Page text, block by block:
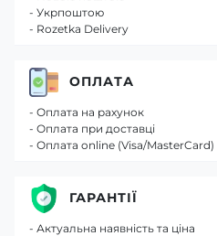
- Укрпоштою
- Rozetka Delivery
ОПЛАТА
- Оплата на рахунок
- Оплата при доставці
- Оплата online (Visa/MasterCard)
ГАРАНТІЇ
- Актуальна наявність та ціна